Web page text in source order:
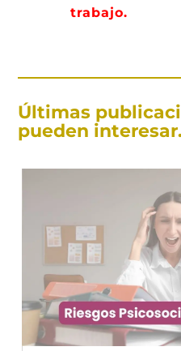
trabajo.
Últimas
pueden